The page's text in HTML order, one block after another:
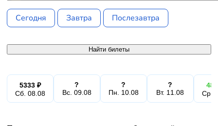
Сегодня Завтра Послезавтра
Найти билеты
5333 ₽
Сб. 08.08
?
Вс. 09.08
?
Пн. 10.08
?
Вт. 11.08
Ср.